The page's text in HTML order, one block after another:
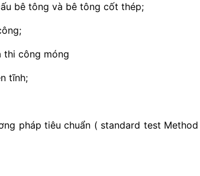
bê tông và bê tông cốt thép;
thi công móng
tĩnh;
pháp tiêu chuẩn ( standard test Method